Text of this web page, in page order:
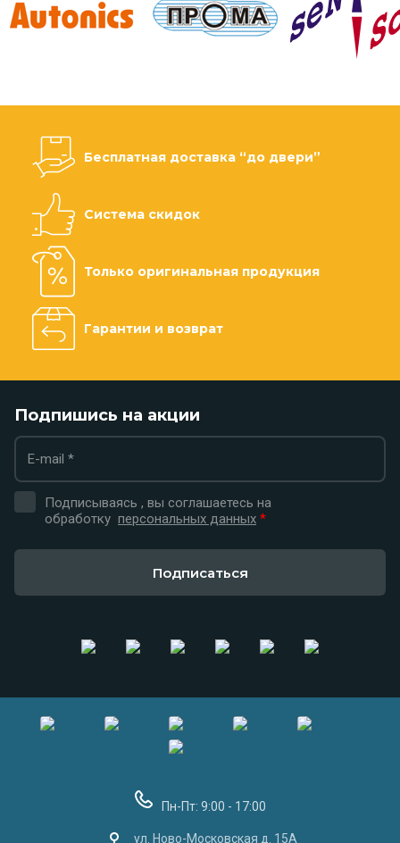
Бесплатная доставка “до двери”
Система скидок
Только оригинальная продукция
Гарантии и возврат
Подпишись на акции
Подписываясь , вы соглашаетесь на
обработку персональных данных *
Подписаться
Пн-Пт: 9:00 - 17:00
ул. Ново-Московская д. 15А